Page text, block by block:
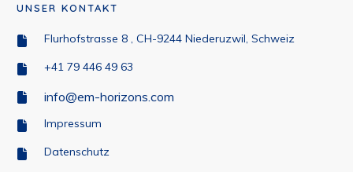
UNSER KONTAKT
Flurhofstrasse 8 , CH-9244 Niederuzwil, Schweiz
+41 79 446 49 63
info@em-horizons.com
Impressum
Datenschutz